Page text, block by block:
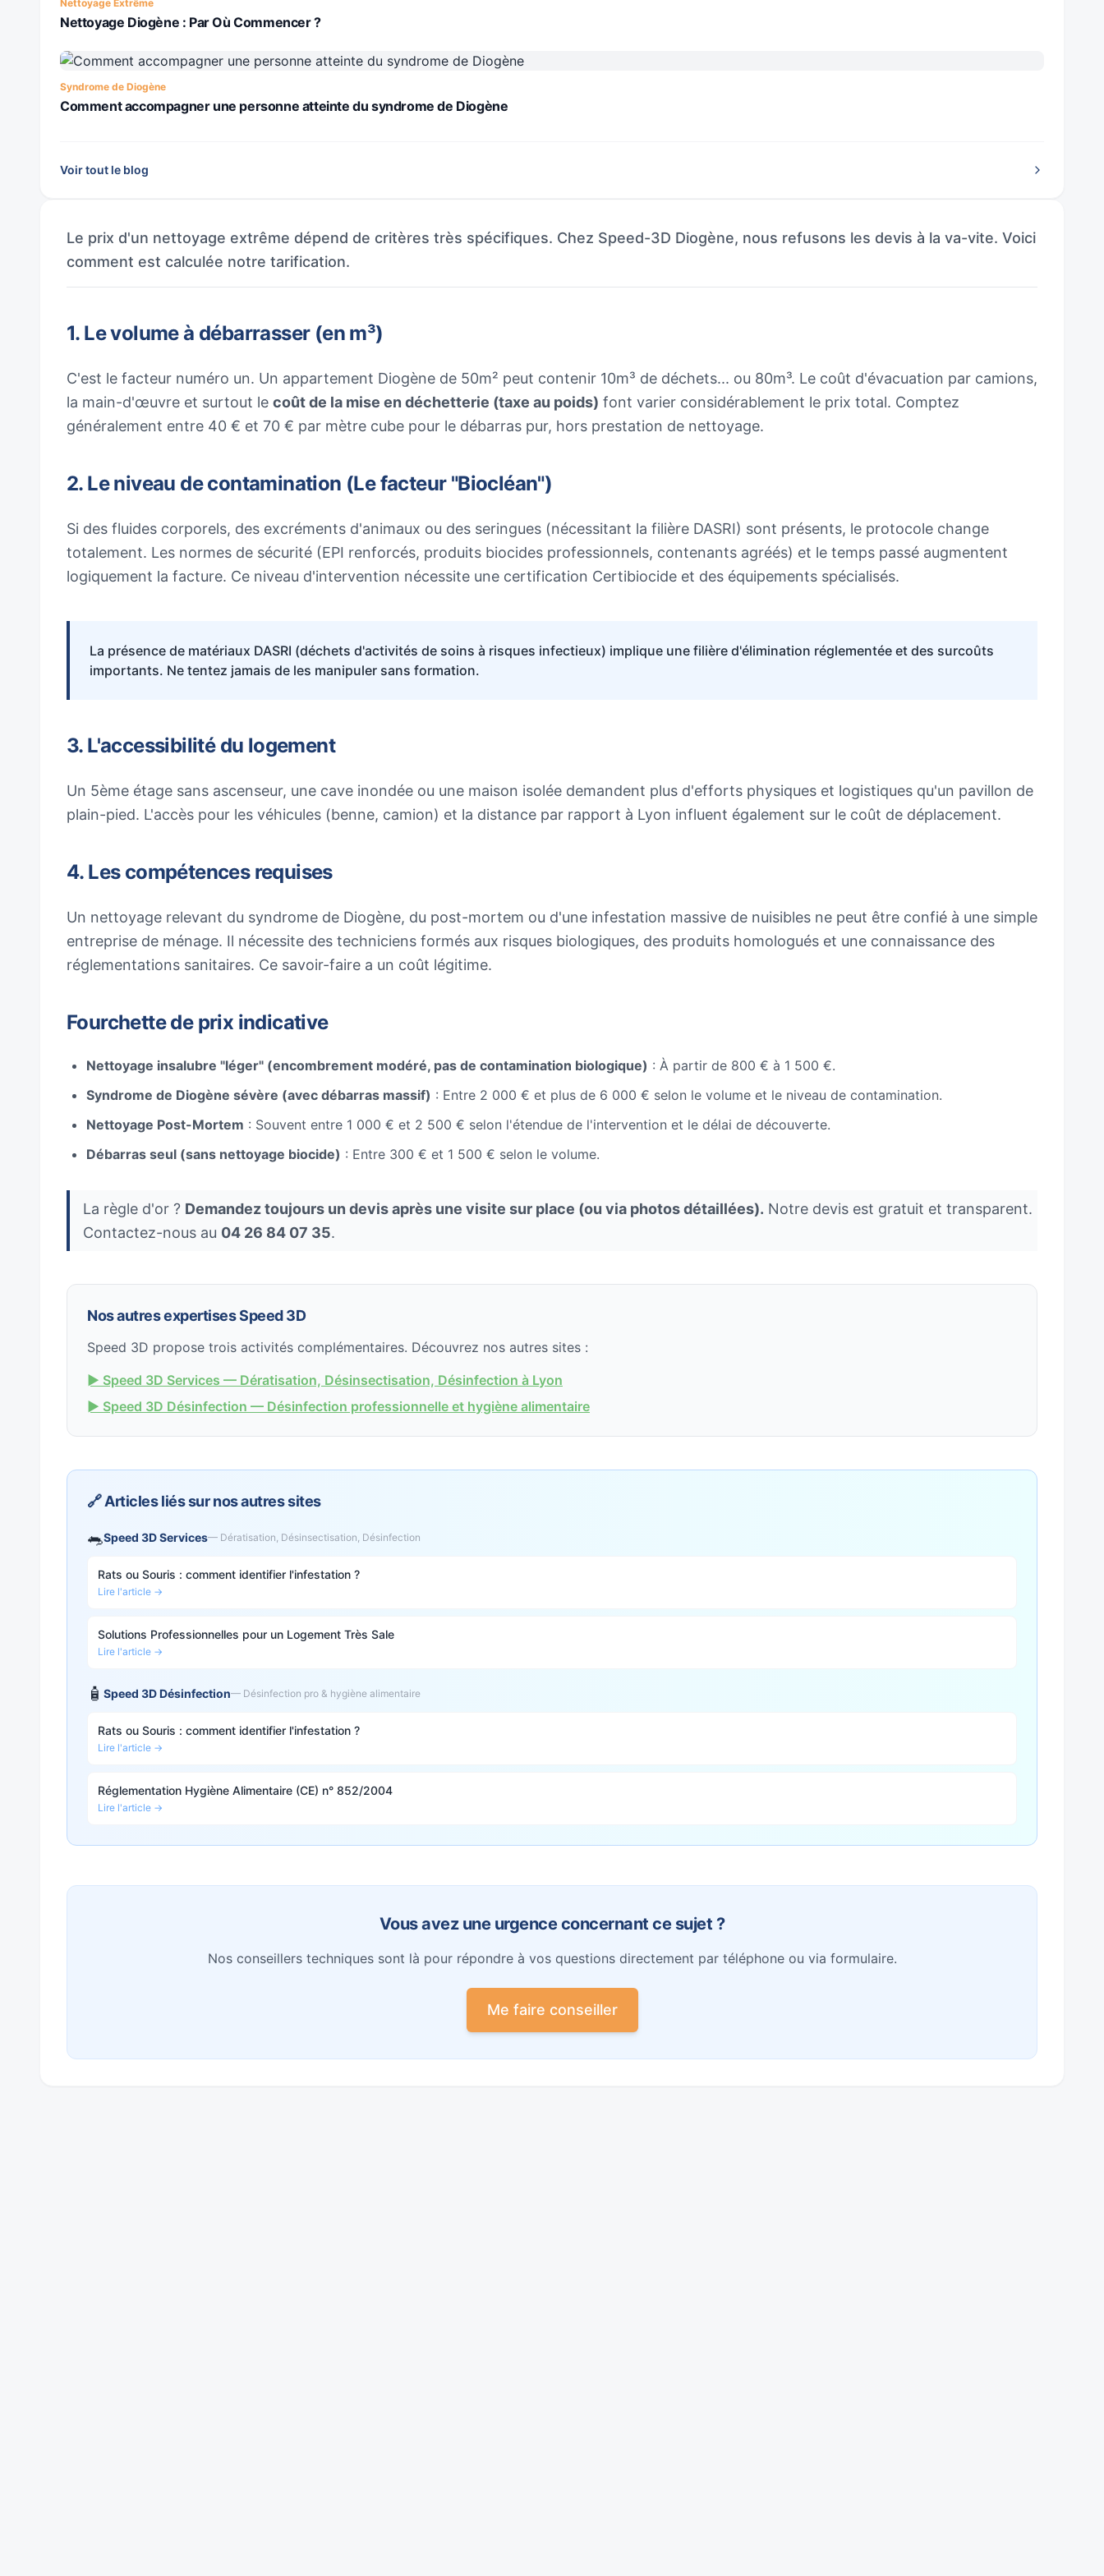
Nettoyage Extrême
Nettoyage Diogène : Par Où Commencer ?
Syndrome de Diogène
Comment accompagner une personne atteinte du syndrome de Diogène
Voir tout le blog
Le prix d'un nettoyage extrême dépend de critères très spécifiques. Chez Speed-3D Diogène, nous refusons les devis à la va-vite. Voici
comment est calculée notre tarification.
1. Le volume à débarrasser (en m³)
C'est le facteur numéro un. Un appartement Diogène de 50m² peut contenir 10m³ de déchets... ou 80m³. Le coût d'évacuation par camions,
la main-d'œuvre et surtout le coût de la mise en déchetterie (taxe au poids) font varier considérablement le prix total. Comptez
généralement entre 40 € et 70 € par mètre cube pour le débarras pur, hors prestation de nettoyage.
2. Le niveau de contamination (Le facteur "Biocléan")
Si des fluides corporels, des excréments d'animaux ou des seringues (nécessitant la filière DASRI) sont présents, le protocole change
totalement. Les normes de sécurité (EPI renforcés, produits biocides professionnels, contenants agréés) et le temps passé augmentent
logiquement la facture. Ce niveau d'intervention nécessite une certification Certibiocide et des équipements spécialisés.
La présence de matériaux DASRI (déchets d'activités de soins à risques infectieux) implique une filière d'élimination réglementée et des surcoûts
importants. Ne tentez jamais de les manipuler sans formation.
3. L'accessibilité du logement
Un 5ème étage sans ascenseur, une cave inondée ou une maison isolée demandent plus d'efforts physiques et logistiques qu'un pavillon de
plain-pied. L'accès pour les véhicules (benne, camion) et la distance par rapport à Lyon influent également sur le coût de déplacement.
4. Les compétences requises
Un nettoyage relevant du syndrome de Diogène, du post-mortem ou d'une infestation massive de nuisibles ne peut être confié à une simple
entreprise de ménage. Il nécessite des techniciens formés aux risques biologiques, des produits homologués et une connaissance des
réglementations sanitaires. Ce savoir-faire a un coût légitime.
Fourchette de prix indicative
Nettoyage insalubre "léger" (encombrement modéré, pas de contamination biologique) : À partir de 800 € à 1 500 €.
Syndrome de Diogène sévère (avec débarras massif) : Entre 2 000 € et plus de 6 000 € selon le volume et le niveau de contamination.
Nettoyage Post-Mortem : Souvent entre 1 000 € et 2 500 € selon l'étendue de l'intervention et le délai de découverte.
Débarras seul (sans nettoyage biocide) : Entre 300 € et 1 500 € selon le volume.
La règle d'or ? Demandez toujours un devis après une visite sur place (ou via photos détaillées). Notre devis est gratuit et transparent.
Contactez-nous au 04 26 84 07 35.
Nos autres expertises Speed 3D
Speed 3D propose trois activités complémentaires. Découvrez nos autres sites :
► Speed 3D Services — Dératisation, Désinsectisation, Désinfection à Lyon
► Speed 3D Désinfection — Désinfection professionnelle et hygiène alimentaire
🔗 Articles liés sur nos autres sites
🐀Speed 3D Services— Dératisation, Désinsectisation, Désinfection
Rats ou Souris : comment identifier l'infestation ?
Lire l'article →
Solutions Professionnelles pour un Logement Très Sale
Lire l'article →
🧴 Speed 3D Désinfection— Désinfection pro & hygiène alimentaire
Rats ou Souris : comment identifier l'infestation ?
Lire l'article →
Réglementation Hygiène Alimentaire (CE) n° 852/2004
Lire l'article →
Vous avez une urgence concernant ce sujet ?
Nos conseillers techniques sont là pour répondre à vos questions directement par téléphone ou via formulaire.
Me faire conseiller